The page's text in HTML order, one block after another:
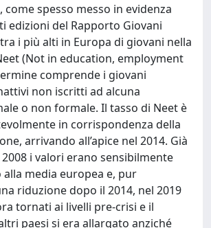
come spesso messo in evidenza
edizioni del Rapporto Giovani
i più alti in Europa di giovani nella
(Not in education, employment
comprende i giovani
non iscritti ad alcuna
o non formale. Il tasso di Neet è
in corrispondenza della
arrivando all’apice nel 2014. Già
i valori erano sensibilmente
media europea e, pur
riduzione dopo il 2014, nel 2019
tornati ai livelli pre-crisi e il
paesi si era allargato anziché